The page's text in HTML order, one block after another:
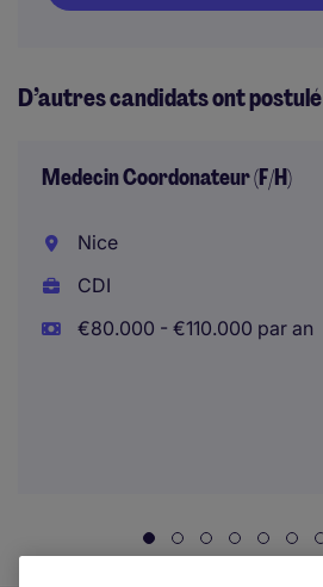
D’autres candidats ont postulé
Medecin Coordonateur (F/H)
Nice
CDI
€80.000 - €110.000 par an